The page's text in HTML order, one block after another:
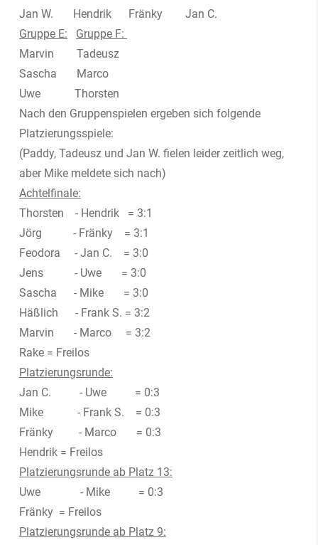
Jan W. Hendrik Fränky Jan C.
Gruppe E:
Gruppe F:
Marvin Tadeusz
Sascha Marco
Uwe Thorsten
Nach den Gruppenspielen ergeben sich folgende
Platzierungsspiele:
(Paddy, Tadeusz und Jan W. fielen leider zeitlich weg,
aber Mike meldete sich nach)
Achtelfinale:
Thorsten - Hendrik = 3:1
Jörg - Fränky = 3:1
Feodora - Jan C. = 3:0
Jens - Uwe = 3:0
Sascha - Mike = 3:0
Häßlich - Frank S. = 3:2
Marvin - Marco = 3:2
Rake = Freilos
Platzierungsrunde:
Jan C. - Uwe = 0:3
Mike - Frank S. = 0:3
Fränky - Marco = 0:3
Hendrik = Freilos
Platzierungsrunde ab Platz 13:
Uwe - Mike = 0:3
Fränky = Freilos
Platzierungsrunde ab Platz 9: